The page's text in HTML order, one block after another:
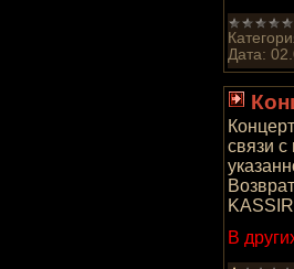
Дата:
связи
В